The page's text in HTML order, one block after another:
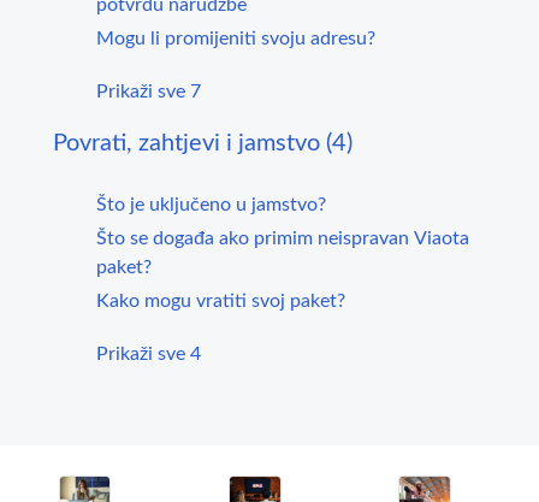
potvrdu narudžbe
Mogu li promijeniti svoju adresu?
Prikaži sve 7
Povrati, zahtjevi i jamstvo (4)
Što je uključeno u jamstvo?
Što se događa ako primim neispravan Viaota
paket?
Kako mogu vratiti svoj paket?
Prikaži sve 4